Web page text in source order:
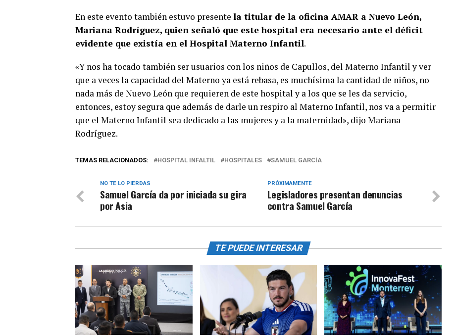
En este evento también estuvo presente la titular de la oficina AMAR a Nuevo León,
Mariana Rodríguez, quien señaló que este hospital era necesario ante el déficit
evidente que existía en el Hospital Materno Infantil.
«Y nos ha tocado también ser usuarios con los niños de Capullos, del Materno Infantil y ver
que a veces la capacidad del Materno ya está rebasa, es muchísima la cantidad de niños, no
nada más de Nuevo León que requieren de este hospital y a los que se les da servicio,
entonces, estoy segura que además de darle un respiro al Materno Infantil, nos va a permitir
que el Materno Infantil sea dedicado a las mujeres y a la maternidad», dijo Mariana
Rodríguez.
TEMAS RELACIONADOS: HOSPITAL INFALTIL HOSPITALES SAMUEL GARCÍA
PRÓXIMAMENTE
Legisladores presentan denuncias
contra Samuel García
NO TE LO PIERDAS
Samuel García da por iniciada su gira
por Asia
TE PUEDE INTERESAR